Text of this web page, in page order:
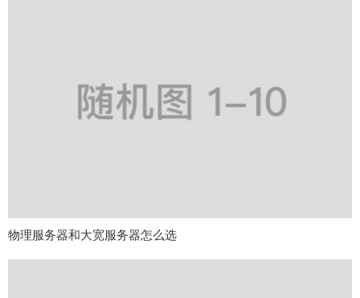
物理服务器和大宽服务器怎么选